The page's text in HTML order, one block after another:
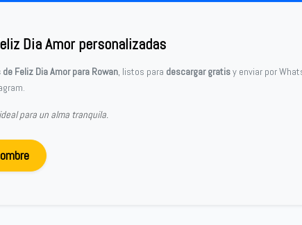
Dia Amor personalizadas
Feliz Dia Amor para Rowan, listos para descargar gratisy enviar por
para un alma tranquila.